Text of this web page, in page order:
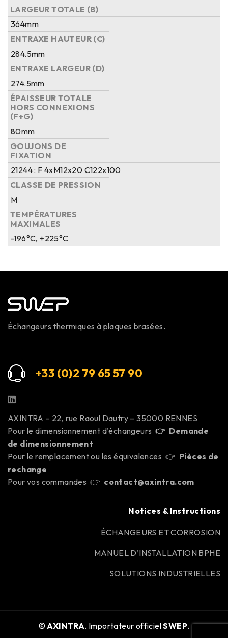
LARGEUR TOTALE (B)
364mm
ENTRAXE HAUTEUR (C)
284.5mm
ENTRAXE LARGEUR (D)
274.5mm
ÉPAISSEUR TOTALE
HORS CONNEXIONS
(F+G)
80mm
GOUJONS DE
FIXATION
21244 : F 4xM12x20 C122x100
CLASSE DE PRESSION
M
TEMPÉRATURES
MAXIMALES
-196°C, +225°C
Échangeurs thermiques à plaques brasées.
+33 (0)2 79 65 57 90
AXINTRA – 22, rue Raoul Dautry – 35000 RENNES
Pour le dimensionnement d’échangeurs👉 Demande
de dimensionnement
Pour le remplacement ou les équivalences 👉 Pièces de
rechange
Pour vos commandes 👉 contact@axintra.com
Notices & Instructions
ÉCHANGEURS ET CORROSION
MANUEL D’INSTALLATION BPHE
SOLUTIONS INDUSTRIELLES
© AXINTRA. Importateur officielSWEP.